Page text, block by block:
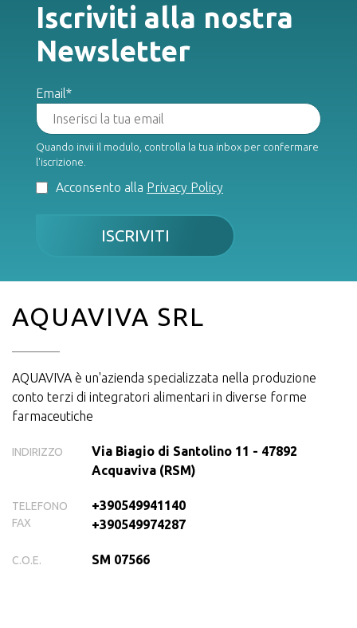
Iscriviti alla nostra
Newsletter
Email*
Quando invii il modulo, controlla la tua inbox per confermare
l'iscrizione.
Acconsento alla Privacy Policy
ISCRIVITI
AQUAVIVA SRL
AQUAVIVA è un'azienda specializzata nella produzione
conto terzi di integratori alimentari in diverse forme
farmaceutiche
INDIRIZZO
Via Biagio di Santolino 11 - 47892
Acquaviva (RSM)
TELEFONO
FAX
+390549941140
+390549974287
C.O.E. SM 07566